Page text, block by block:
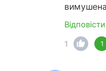
вимушена
Відповісти
1
1